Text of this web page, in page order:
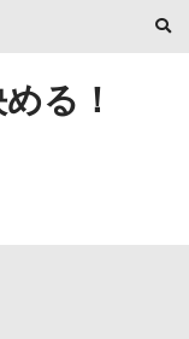
る！